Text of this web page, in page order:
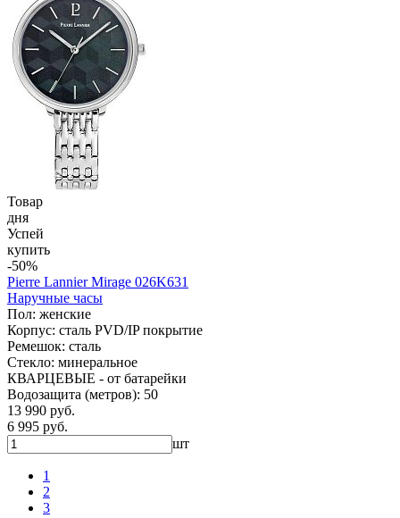
Товар
дня
Успей
купить
-50%
Pierre Lannier Mirage 026K631
Наручные часы
Пол: женские
Корпус: сталь PVD/IP покрытие
Ремешок: сталь
Стекло: минеральное
КВАРЦЕВЫЕ - от батарейки
Водозащита (метров): 50
13 990 руб.
6 995 руб.
шт
1
2
3